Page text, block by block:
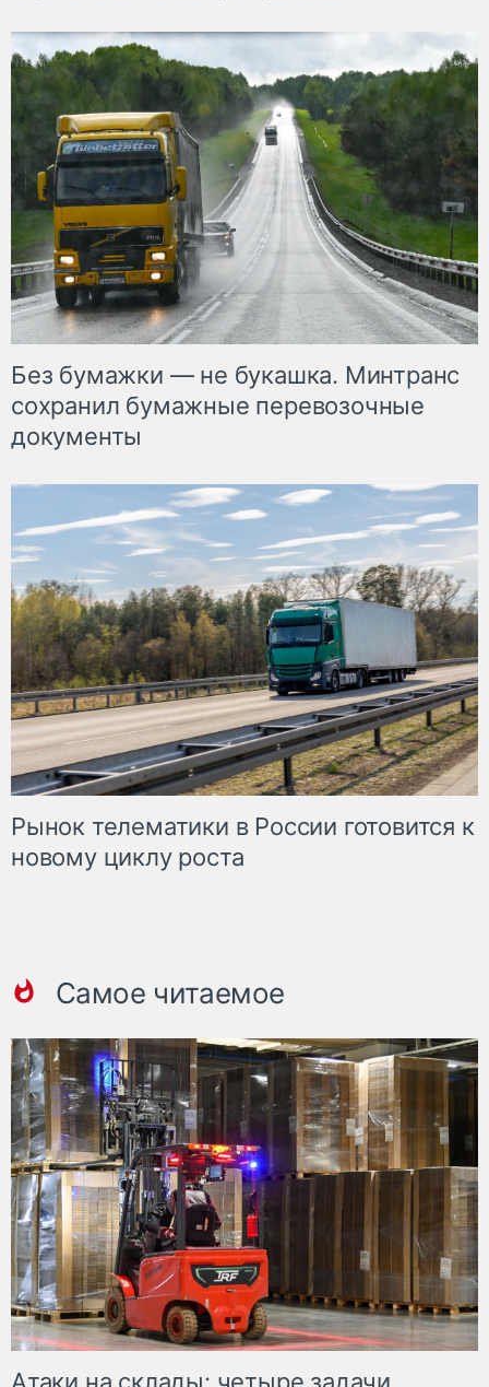
Без бумажки — не букашка. Минтранс
сохранил бумажные перевозочные
документы
Рынок телематики в России готовится к
новому циклу роста
Самое читаемое
Атаки на склады: четыре задачи,